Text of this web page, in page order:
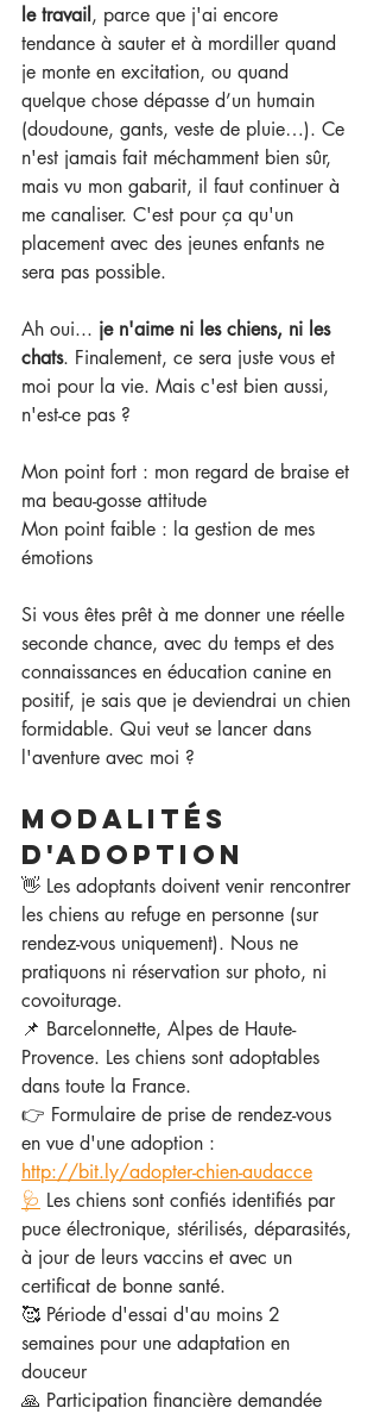
le travail , parce que j'ai encore
tendance à sauter et à mordiller quand
je monte en excitation, ou quand
quelque chose dépasse d’un humain
(doudoune, gants, veste de pluie…). Ce
n'est jamais fait méchamment bien sûr,
mais vu mon gabarit, il faut continuer à
me canaliser. C'est pour ça qu'un
placement avec des jeunes enfants ne
sera pas possible.
Ah oui... je n'aime ni les chiens, ni les
chats. Finalement, ce sera juste vous et
moi pour la vie. Mais c'est bien aussi,
n'est-ce pas ?
Mon point fort : mon regard de braise et
ma beau-gosse attitude
Mon point faible : la gestion de mes
émotions
Si vous êtes prêt à me donner une réelle
seconde chance, avec du temps et des
connaissances en éducation canine en
positif, je sais que je deviendrai un chien
formidable. Qui veut se lancer dans
l'aventure avec moi ?
Modalités
d'adoption
👋 Les adoptants doivent venir rencontrer
les chiens au refuge en personne (sur
rendez-vous uniquement). Nous ne
pratiquons ni réservation sur photo, ni
covoiturage.
📌 Barcelonnette, Alpes de Haute-
Provence. Les chiens sont adoptables
dans toute la France.
👉 Formulaire de prise de rendez-vous
en vue d'une adoption :
http://bit.ly/adopter-chien-audacce
🩺 Les chiens sont confiés identifiés par
puce électronique, stérilisés, déparasités,
à jour de leurs vaccins et avec un
certificat de bonne santé.
🥰 Période d'essai d'au moins 2
semaines pour une adaptation en
douceur
🙏 Participation financière demandée